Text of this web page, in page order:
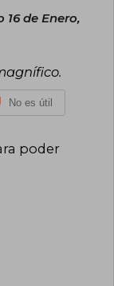
16 de Enero,
No es útil
poder